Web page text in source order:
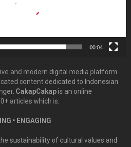
00:04
and modern digital media platform
content dedicated to Indonesian
CakapCakapis an online
articles which is:
• ENGAGING
sustainability of cultural values and